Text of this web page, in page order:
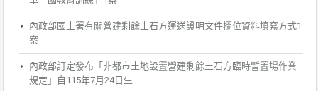
內政部國土署有關營建剩餘土石方運送證明文件欄位資料填寫方式1
案
內政部訂定發布「非都市土地設置營建剩餘土石方臨時暫置場作業
規定」自115年7月24日生